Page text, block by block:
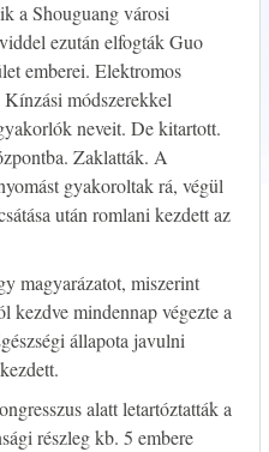
a Shouguang városi
ezután elfogták Guo
emberei. Elektromos
módszerekkel
neveit. De kitartott.
Zaklatták. A
gyakoroltak rá, végül
után romlani kezdett az
magyarázatot, miszerint
kezdve mindennap végezte a
állapota javulni
alatt letartóztatták a
részleg kb. 5 embere